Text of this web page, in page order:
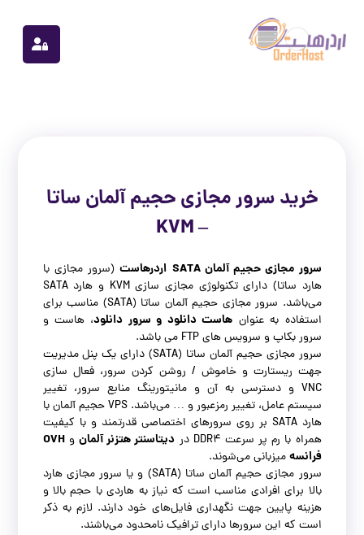
خرید سرور مجازی حجیم آلمان ساتا
– KVM
سرور مجازی حجیم آلمان SATA اردرهاست(سرور مجازی با
هارد ساتا) دارای تکنولوژی مجازی سازی KVM و هارد SATA
می‌باشد. سرور مجازی حجیم آلمان ساتا (SATA) مناسب برای
استفاده به عنوان هاست دانلود و سرور دانلود، هاست و
سرور بکاپ و سرویس های FTP می باشد.
سرور مجازی حجیم آلمان ساتا (SATA) دارای یک پنل مدیریت
جهت ریستارت و خاموش / روشن کردن سرور، فعال سازی
VNC و دسترسی به آن و مانیتورینگ منابع سرور، تغییر
سیستم عامل، تغییر رمزعبور و … می‌باشد. VPS حجیم آلمان با
هارد SATA بر روی سرورهای اختصاصی قدرتمند و با کیفیت
همراه با رم پر سرعت DDR4 در
دیتاسنتر هتزنر آلمان وOVH
فرانسهمیزبانی می‌شوند.
سرور مجازی حجیم آلمان ساتا (SATA) و یا سرور مجازی هارد
بالا برای افرادی مناسب است که نیاز به هاردی با حجم بالا و
هزینه پایین جهت نگهداری فایل‌های خود دارند. لازم به ذکر
است که این سرورها دارای ترافیک نامحدود می‌باشند.